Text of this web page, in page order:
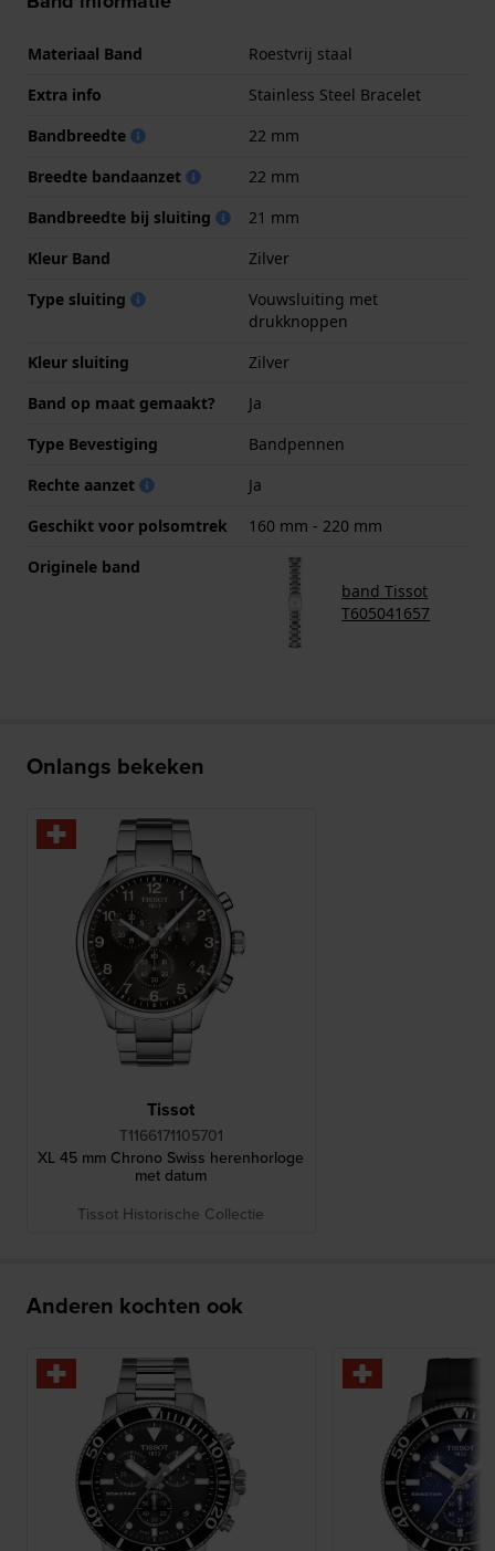
Materiaal Band
Roestvrij staal
Extra info
Stainless Steel Bracelet
Bandbreedte
22 mm
Breedte bandaanzet
22 mm
Bandbreedte bij sluiting
21 mm
Kleur Band
Zilver
Type sluiting
Vouwsluiting met
drukknoppen
Kleur sluiting
Zilver
Band op maat gemaakt?
Ja
Type Bevestiging
Bandpennen
Rechte aanzet
Ja
Geschikt voor polsomtrek
160 mm - 220 mm
Originele band
band Tissot
T605041657
Onlangs bekeken
Tissot
T1166171105701
XL 45 mm Chrono Swiss herenhorloge
met datum
Tissot Historische Collectie
Anderen kochten ook